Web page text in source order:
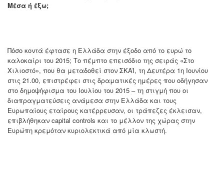
Μέσα ή έξω;
Πόσο κοντά έφτασε η Ελλάδα στην έξοδο από το ευρώ το
καλοκαίρι του 2015; Το πέμπτο επεισόδιο της σειράς «Στο
Χιλιοστό», που θα μεταδοθεί στον ΣΚΑΪ, τη Δευτέρα 1η Ιουνίου
στις 21.00, επιστρέφει στις δραματικές ημέρες που οδήγησαν
στο δημοψήφισμα του Ιουλίου του 2015 – τη στιγμή που οι
διαπραγματεύσεις ανάμεσα στην Ελλάδα και τους
Ευρωπαίους εταίρους κατέρρευσαν, οι τράπεζες έκλεισαν,
επιβλήθηκαν capital controls και το μέλλον της χώρας στην
Ευρώπη κρεμόταν κυριολεκτικά από μία κλωστή.